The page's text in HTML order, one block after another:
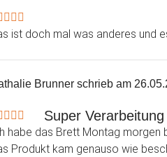
ist doch mal was anderes und
Brunner schrieb am
Super Verarbeitung
habe das Brett Montag morgen
Produkt kam genauso wie